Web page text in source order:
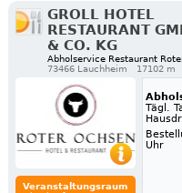
GROLL HOTEL
RESTAURANT
& CO. KG
Abholservice Restaurant
73466 Lauchheim
17102 m
Veranstaltungsraum
Tägl.
Uhr